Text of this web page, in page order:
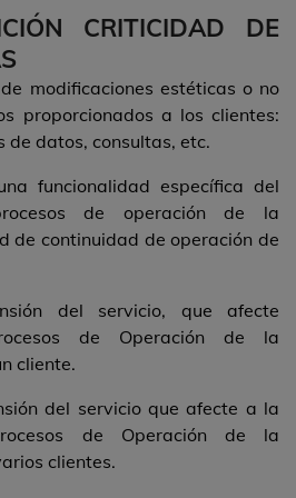
CRITICIDAD DE
modificaciones estéticas o no
proporcionados a los clientes:
de datos, consultas, etc.
funcionalidad específica del
de operación de la
de continuidad de operación de
del servicio, que afecte
de Operación de la
cliente.
del servicio que afecte a la
de Operación de la
clientes.